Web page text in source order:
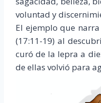
voluntad y
El ejemplo que
(17:11-19) al
curó de la lepra a
de ellas volvió para